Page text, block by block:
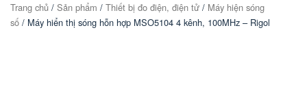
Trang chủ / Sản phẩm / Thiết bị đo điện, điện tử / Máy hiện sóng
số / Máy hiển thị sóng hỗn hợp MSO5104 4 kênh, 100MHz – Rigol